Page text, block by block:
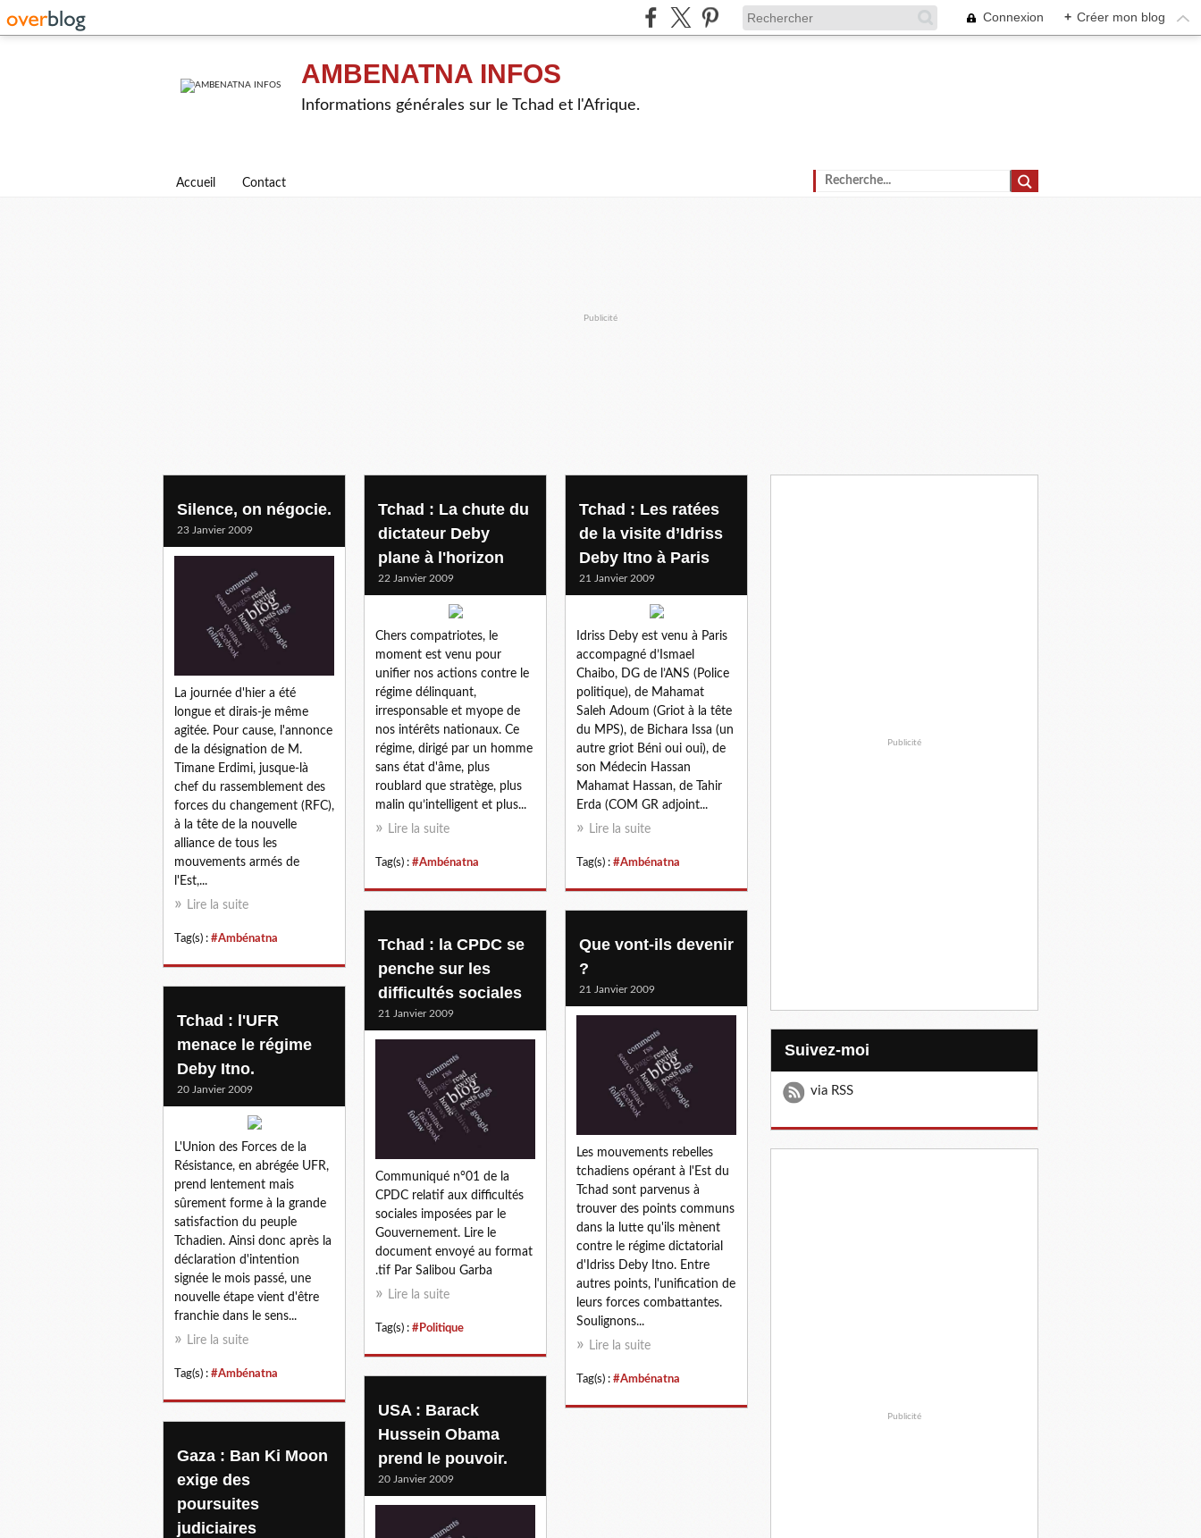
Connexion + Créer mon blog
AMBENATNA INFOS
Informations générales sur le Tchad et l'Afrique.
Accueil Contact
Publicité
Silence, on négocie.
23 Janvier 2009
La journée d'hier a été
longue et dirais-je même
agitée. Pour cause, l'annonce
de la désignation de M.
Timane Erdimi, jusque-là
chef du rassemblement des
forces du changement (RFC),
à la tête de la nouvelle
alliance de tous les
mouvements armés de
l'Est,...
Lire la suite
Tag(s) : #Ambénatna
Tchad : La chute du
dictateur Deby
plane à l'horizon
22 Janvier 2009
Chers compatriotes, le
moment est venu pour
unifier nos actions contre le
régime délinquant,
irresponsable et myope de
nos intérêts nationaux. Ce
régime, dirigé par un homme
sans état d'âme, plus
roublard que stratège, plus
malin qu’intelligent et plus...
Lire la suite
Tag(s) : #Ambénatna
Tchad : Les ratées
de la visite d’Idriss
Deby Itno à Paris
21 Janvier 2009
Idriss Deby est venu à Paris
accompagné d’Ismael
Chaibo, DG de l’ANS (Police
politique), de Mahamat
Saleh Adoum (Griot à la tête
du MPS), de Bichara Issa (un
autre griot Béni oui oui), de
son Médecin Hassan
Mahamat Hassan, de Tahir
Erda (COM GR adjoint...
Lire la suite
Tag(s) : #Ambénatna
Tchad : la CPDC se
penche sur les
difficultés sociales
21 Janvier 2009
Communiqué n°01 de la
CPDC relatif aux difficultés
sociales imposées par le
Gouvernement. Lire le
document envoyé au format
.tif Par Salibou Garba
Lire la suite
Tag(s) : #Politique
Que vont-ils devenir
?
21 Janvier 2009
Les mouvements rebelles
tchadiens opérant à l'Est du
Tchad sont parvenus à
trouver des points communs
dans la lutte qu'ils mènent
contre le régime dictatorial
d'Idriss Deby Itno. Entre
autres points, l'unification de
leurs forces combattantes.
Soulignons...
Lire la suite
Tag(s) : #Ambénatna
Tchad : l'UFR
menace le régime
Deby Itno.
20 Janvier 2009
L'Union des Forces de la
Résistance, en abrégée UFR,
prend lentement mais
sûrement forme à la grande
satisfaction du peuple
Tchadien. Ainsi donc après la
déclaration d'intention
signée le mois passé, une
nouvelle étape vient d'être
franchie dans le sens...
Lire la suite
Tag(s) : #Ambénatna
USA : Barack
Hussein Obama
prend le pouvoir.
20 Janvier 2009
Gaza : Ban Ki Moon
exige des
poursuites
judiciaires
Publicité
Suivez-moi
via RSS
Publicité